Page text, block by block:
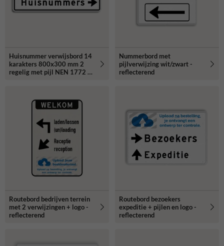
Huisnummer verwijsbord 14
karakters 800x300 mm 2
regelig met pijl NEN 1772 -
Nummerbord met
pijlverwijzing wit/zwart -
reflecterend
Routebord bedrijven terrein
met 2 verwijzingen + logo -
reflecterend
Routebord bezoekers
expeditie + pijlen en logo -
reflecterend